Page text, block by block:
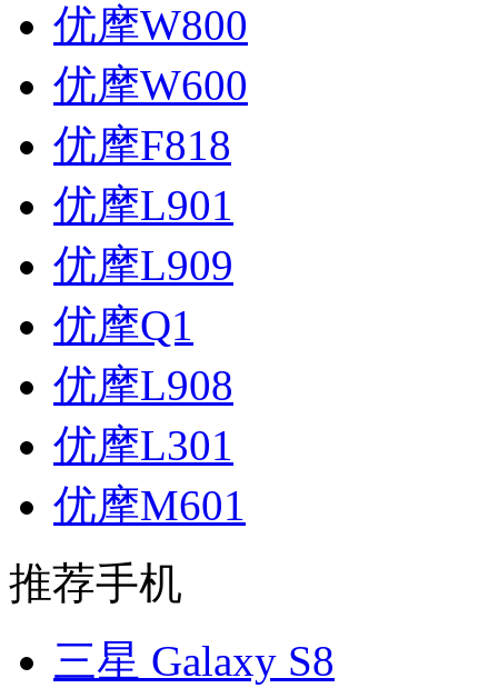
优摩W800
优摩W600
优摩F818
优摩L901
优摩L909
优摩Q1
优摩L908
优摩L301
优摩M601
推荐手机
三星 Galaxy S8